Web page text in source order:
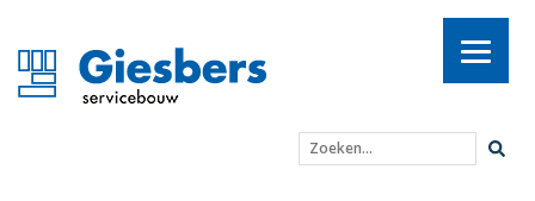
Zoeken...